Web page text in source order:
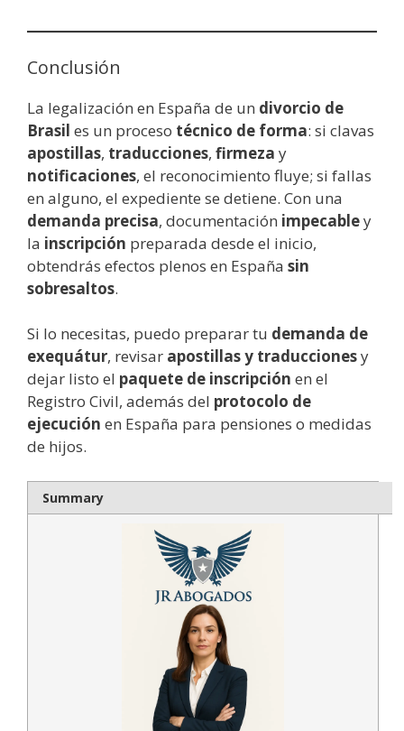
Conclusión
La legalización en España de un divorcio de
Brasil es un proceso técnico de forma: si clavas
apostillas, traducciones, firmeza y
notificaciones, el reconocimiento fluye; si fallas
en alguno, el expediente se detiene. Con una
demanda precisa, documentación impecabley
la inscripción preparada desde el inicio,
obtendrás efectos plenos en España sin
sobresaltos.
Si lo necesitas, puedo preparar tu demanda de
exequátur, revisar apostillas y traduccionesy
dejar listo el paquete de inscripción en el
Registro Civil, además del protocolo de
ejecución en España para pensiones o medidas
de hijos.
Summary